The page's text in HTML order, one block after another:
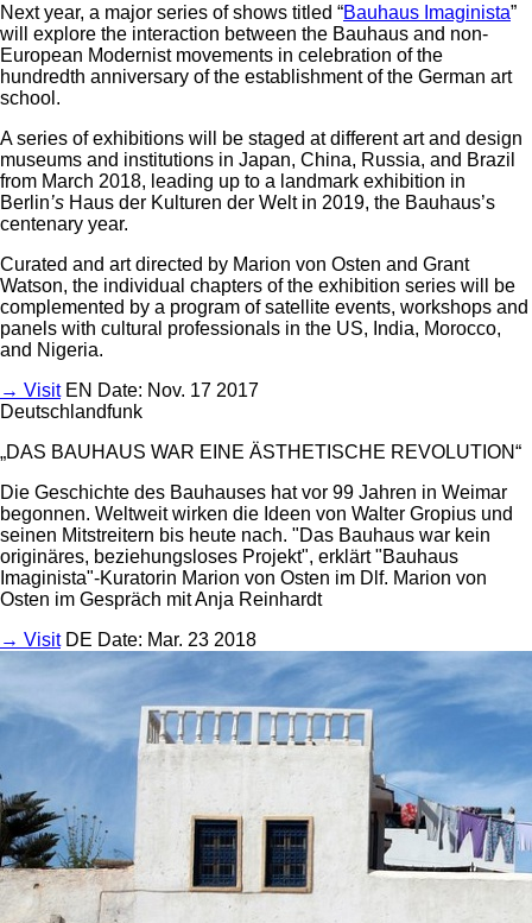
Next year, a major series of shows titled “Bauhaus Imaginista”
will explore the interaction between the Bauhaus and non-
European Modernist movements in celebration of the
hundredth anniversary of the establishment of the German art
school.
A series of exhibitions will be staged at different art and design
museums and institutions in Japan, China, Russia, and Brazil
from March 2018, leading up to a landmark exhibition in
Berlin’s Haus der Kulturen der Welt in 2019, the Bauhaus’s
centenary year.
Curated and art directed by Marion von Osten and Grant
Watson, the individual chapters of the exhibition series will be
complemented by a program of satellite events, workshops and
panels with cultural professionals in the US, India, Morocco,
and Nigeria.
→ Visit EN Date: Nov. 17 2017
Deutschlandfunk
„DAS BAUHAUS WAR EINE ÄSTHETISCHE REVOLUTION“
Die Geschichte des Bauhauses hat vor 99 Jahren in Weimar
begonnen. Weltweit wirken die Ideen von Walter Gropius und
seinen Mitstreitern bis heute nach. "Das Bauhaus war kein
originäres, beziehungsloses Projekt", erklärt "Bauhaus
Imaginista"-Kuratorin Marion von Osten im Dlf. Marion von
Osten im Gespräch mit Anja Reinhardt
→ Visit DE Date: Mar. 23 2018